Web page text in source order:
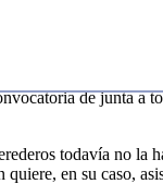
y
de junta a
todavía no la
quiere, en su caso,